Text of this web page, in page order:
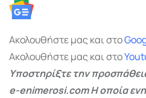
Ακολουθήστε μας και στο
Ακολουθήστε μας και στο
Υποστηρίξτε την
e-enimerosi.com Η οποία